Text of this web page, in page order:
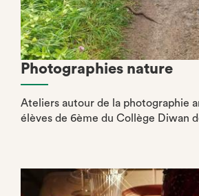
Photographies nature
Ateliers autour de la photographie
élèves de 6ème du Collège Diwan